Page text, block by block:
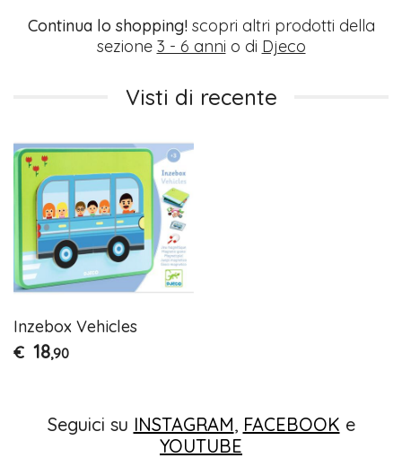
Continua lo shopping!scopri altri prodotti della
sezione 3 - 6 anni o di Djeco
Visti di recente
Inzebox Vehicles
€ 18,90
Seguici su INSTAGRAM, FACEBOOK e
YOUTUBE